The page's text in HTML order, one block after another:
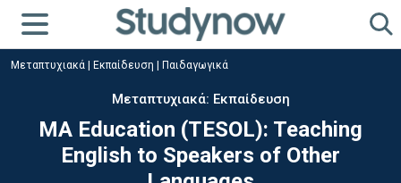
Μεταπτυχιακά Εκπαίδευση Παιδαγωγικά
Μεταπτυχιακά: Εκπαίδευση
MA Education (TESOL): Teaching
English to Speakers of Other